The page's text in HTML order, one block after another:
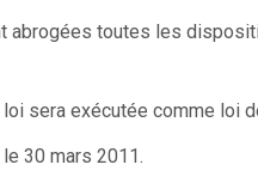
abrogées toutes les
sera exécutée comme loi
le 30 mars 2011.